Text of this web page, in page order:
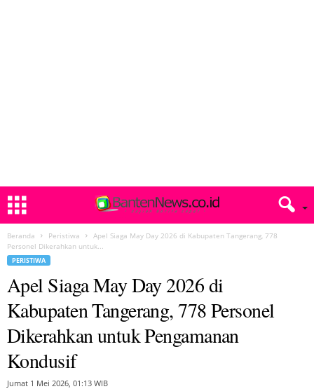
Beranda Peristiwa
Apel Siaga May Day 2026 di Kabupaten Tangerang, 778
Personel Dikerahkan untuk...
PERISTIWA
Apel Siaga May Day 2026 di
Kabupaten Tangerang, 778 Personel
Dikerahkan untuk Pengamanan
Kondusif
Jumat 1 Mei 2026, 01:13 WIB